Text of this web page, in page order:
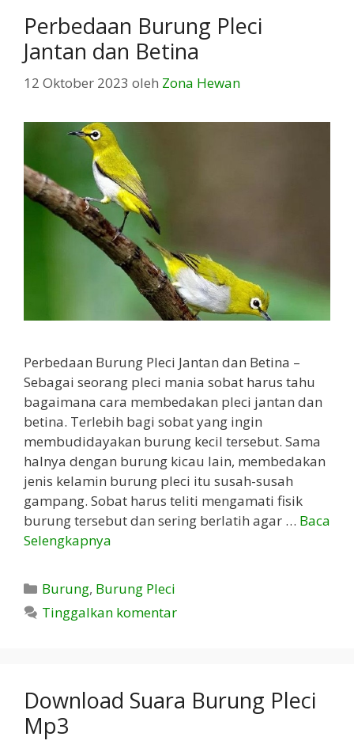
Perbedaan Burung Pleci
Jantan dan Betina
12 Oktober 2023 oleh Zona Hewan
Perbedaan Burung Pleci Jantan dan Betina –
Sebagai seorang pleci mania sobat harus tahu
bagaimana cara membedakan pleci jantan dan
betina. Terlebih bagi sobat yang ingin
membudidayakan burung kecil tersebut. Sama
halnya dengan burung kicau lain, membedakan
jenis kelamin burung pleci itu susah-susah
gampang. Sobat harus teliti mengamati fisik
burung tersebut dan sering berlatih agar … Baca
Selengkapnya
Kategori
Burung, Burung Pleci
Tinggalkan komentar
Download Suara Burung Pleci
Mp3